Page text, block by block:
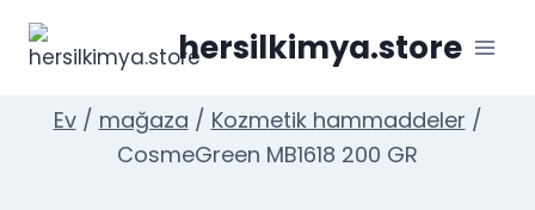
geç
hersilkimya.store
Ev / mağaza / Kozmetik hammaddeler /
CosmeGreen MB1618 200 GR